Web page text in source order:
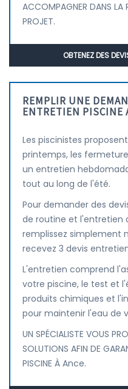
ACCOMPAGNER DANS LA
PROJET.
OBTENEZ DES
REMPLIR UNE
ENTRETIEN PISCINE
Les piscinistes
printemps, les
un entretien
tout au long de l'été.
Pour demander des
de routine et l'entretien
remplissez simplement
recevez 3 devis
L'entretien comprend
votre piscine, le test et
produits chimiques et
pour maintenir l'eau de
UN SPÉCIALISTE VOUS
SOLUTIONS AFIN DE
PISCINE À Ance.